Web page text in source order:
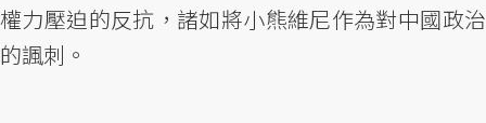
權力壓迫的反抗，諸如將小熊維尼作為對中國政治
的諷刺。